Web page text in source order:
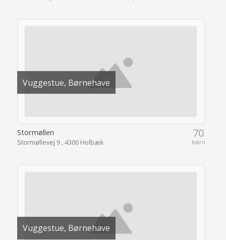
Vuggestue, Børnehave
70
børn
Stormøllen
Stormøllevej 9 , 4300 Holbæk
Vuggestue, Børnehave